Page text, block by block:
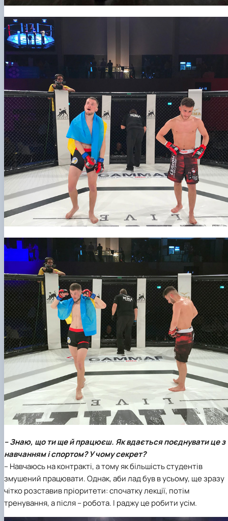
– Знаю, що ти ще й працюєш. Як вдається поєднувати це з
навчанням і спортом? У чому секрет?
– Навчаюсь на контракті, а тому як більшість студентів
змушений працювати. Однак, аби лад був в усьому, ще зразу
чітко розставив пріоритети: спочатку лекції, потім
тренування, а після – робота. І раджу це робити усім.